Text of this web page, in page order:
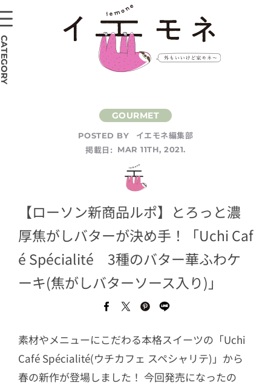
POSTED BY
イエモネ編集部
掲載日:
MAR 11TH, 2021.
【ローソン新商品ルポ】とろっと濃
厚焦がしバターが決め手！「Uchi Caf
é Spécialité 3種のバター華ふわケ
ーキ(焦がしバターソース入り)」
素材やメニューにこだわる本格スイーツの「Uchi
Café Spécialité(ウチカフェ スペシャリテ)」から
春の新作が登場しました！ 今回発売になったの